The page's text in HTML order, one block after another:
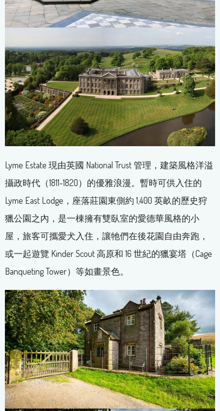
Lyme Estate 現由英國 National Trust 管理，建築風格洋溢
攝政時代（1811-1820）的優雅浪漫。暫時可供入住的
Lyme East Lodge，座落莊園東側約 1,400 英畝的歷史狩
獵公園之內，是一棟擁有雙臥室的愛德華風格的小
屋，旅客可攜愛犬入住，讓牠們在後花園自由奔跑，
或一起遊覽 Kinder Scout 高原和 16 世紀的獵宴塔（Cage
Banqueting Tower）等如畫景色。